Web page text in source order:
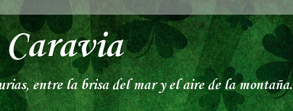
entre la brisa del mar y el aire de la montaña.